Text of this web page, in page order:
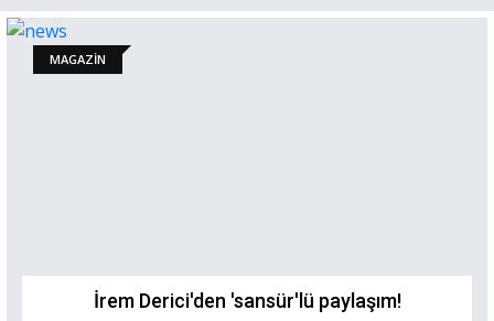
MAGAZİN
İrem Derici'den 'sansür'lü paylaşım!